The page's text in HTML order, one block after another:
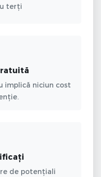
terți
implică niciun cost
de potențiali